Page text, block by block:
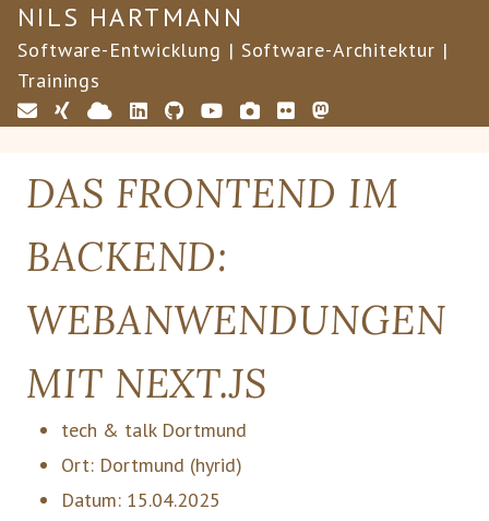
NILS HARTMANN
Software-Entwicklung | Software-Architektur |
Trainings
DAS FRONTEND IM
BACKEND:
WEBANWENDUNGEN
MIT NEXT.JS
tech & talk Dortmund
Ort: Dortmund (hyrid)
Datum: 15.04.2025